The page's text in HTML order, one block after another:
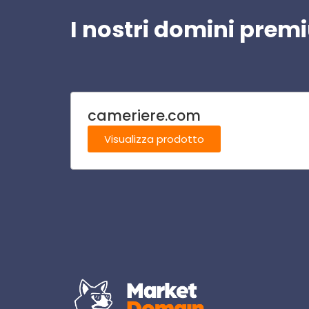
I nostri domini
cameriere.com
Visualizza prodotto